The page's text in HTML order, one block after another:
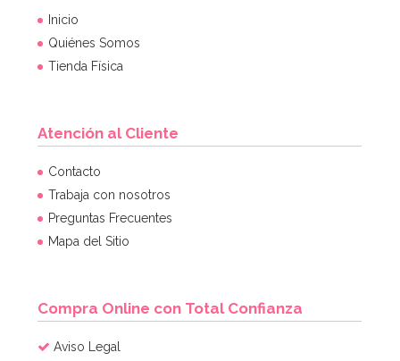
Inicio
Quiénes Somos
Tienda Física
Atención al Cliente
Contacto
Trabaja con nosotros
Preguntas Frecuentes
Mapa del Sitio
Compra Online con Total Confianza
Aviso Legal